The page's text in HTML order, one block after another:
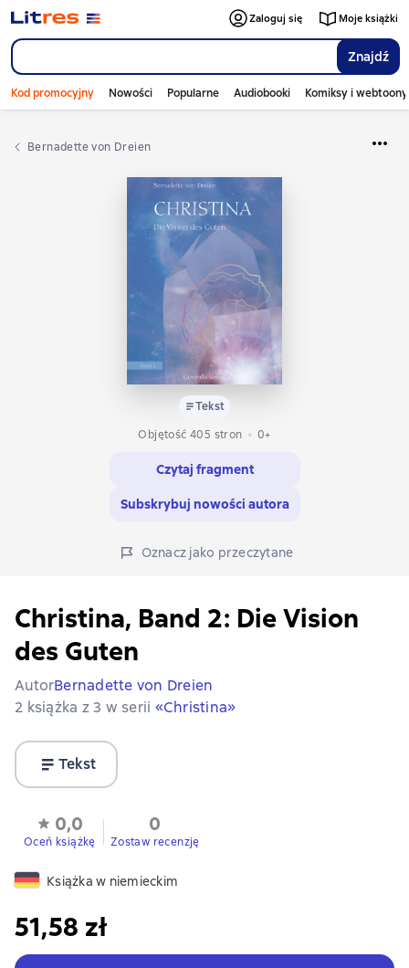
Znajdź
Zaloguj się Moje książki
Kod promocyjny Nowości Popularne Audiobooki Komiksy i webtoony
Bernadette von Dreien
Tekst
Objętość 405 stron
0+
Czytaj fragment
Subskrybuj nowości autora
Oznacz jako przeczytane
Christina, Band 2: Die Vision
des Guten
AutorBernadette von Dreien
2 książka z 3 w serii «Christina»
Tekst
0,0
Oceń książkę
0
Zostaw recenzję
Książka w niemieckim
51,58 zł